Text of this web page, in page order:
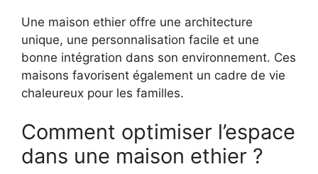
Une maison ethier offre une architecture
unique, une personnalisation facile et une
bonne intégration dans son environnement. Ces
maisons favorisent également un cadre de vie
chaleureux pour les familles.
Comment optimiser l’espace
dans une maison ethier ?